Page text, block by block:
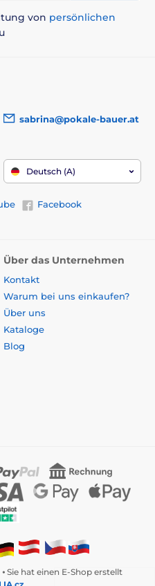
von persönlichen
sabrina@pokale-bauer.at
Deutsch (A)
Facebook
Über das Unternehmen
Kontakt
Warum bei uns einkaufen?
Über uns
Kataloge
Blog
Sie hat einen E-Shop erstellt